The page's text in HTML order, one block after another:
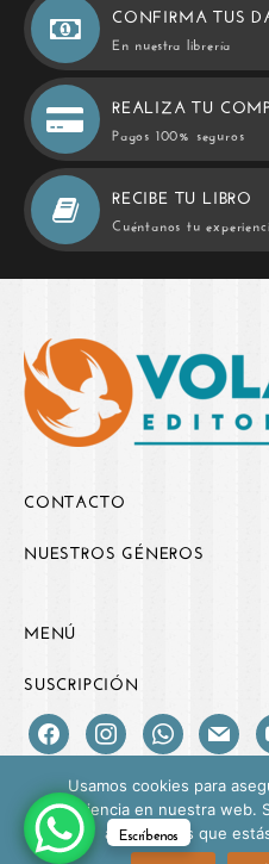
CONFIRMA TUS
En nuestra librería
REALIZA TU
Pagos 100% seguros
RECIBE TU LIBRO
Cuéntanos tu
CONTACTO
NUESTROS GÉNEROS
MENÚ
SUSCRIPCIÓN
Copyright ©
Escríbenos
Usamos cookies para
experiencia en nuestra web.
asumiremos que